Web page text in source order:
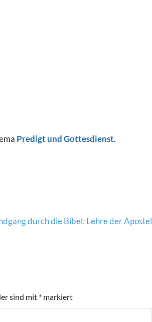
Predigt und Gottesdienst.
durch die Bibel: Lehre der Apostel
sind mit * markiert